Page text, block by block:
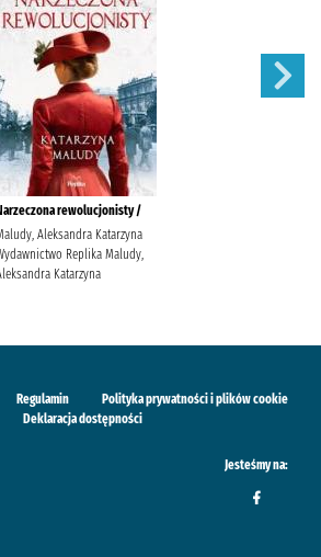
rewolucjonisty /
Aleksandra Katarzyna
Replika Maludy,
Katarzyna
Regulamin
Polityka prywatności i plików cookie
Deklaracja dostępności
Jesteśmy na: